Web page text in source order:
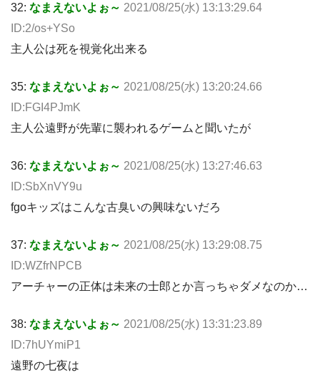
32: なまえないよぉ～ 2021/08/25(水) 13:13:29.64
ID:2/os+YSo
主人公は死を視覚化出来る
35: なまえないよぉ～ 2021/08/25(水) 13:20:24.66
ID:FGI4PJmK
主人公遠野が先輩に襲われるゲームと聞いたが
36: なまえないよぉ～ 2021/08/25(水) 13:27:46.63
ID:SbXnVY9u
fgoキッズはこんな古臭いの興味ないだろ
37: なまえないよぉ～ 2021/08/25(水) 13:29:08.75
ID:WZfrNPCB
アーチャーの正体は未来の士郎とか言っちゃダメなのか…
38: なまえないよぉ～ 2021/08/25(水) 13:31:23.89
ID:7hUYmiP1
遠野の七夜は